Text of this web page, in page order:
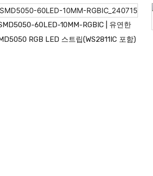
60LED-10MM-RGBIC | 유연한
RGB LED 스트립(WS2811IC 포함)